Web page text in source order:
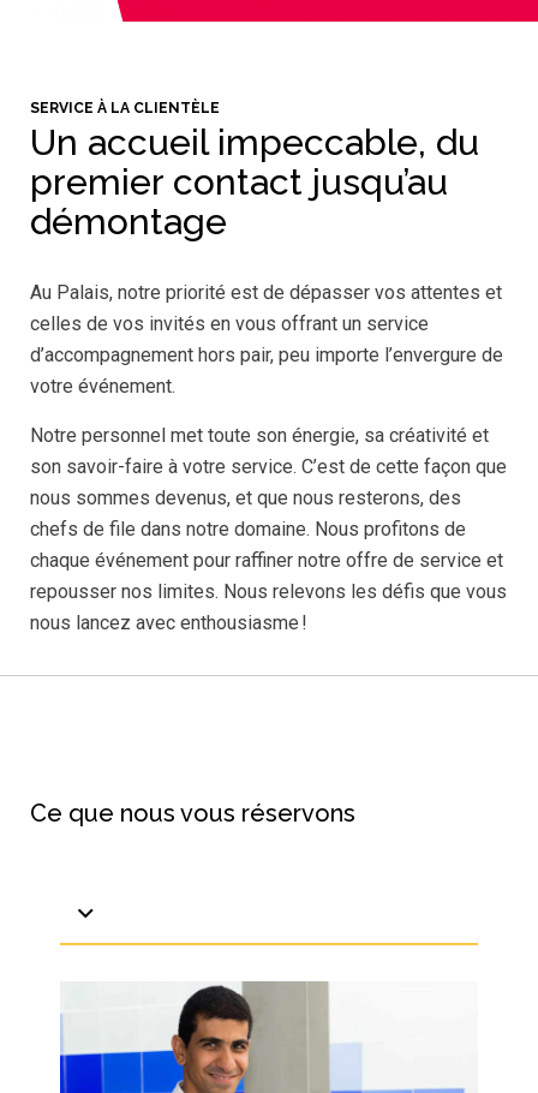
SERVICE À LA CLIENTÈLE
Un accueil impeccable, du
premier contact jusqu’au
démontage
Au Palais, notre priorité est de dépasser vos attentes et
celles de vos invités en vous offrant un service
d’accompagnement hors pair, peu importe l’envergure de
votre événement.
Notre personnel met toute son énergie, sa créativité et
son savoir-faire à votre service. C’est de cette façon que
nous sommes devenus, et que nous resterons, des
chefs de file dans notre domaine. Nous profitons de
chaque événement pour raffiner notre offre de service et
repousser nos limites. Nous relevons les défis que vous
nous lancez avec enthousiasme !
Ce que nous vous réservons